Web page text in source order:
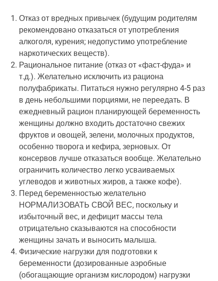
Отказ от вредных привычек (будущим родителям
рекомендовано отказаться от употребления
алкоголя, курения; недопустимо употребление
наркотических веществ).
Рациональное питание (отказ от «фаст-фуда» и
т.д.). Желательно исключить из рациона
полуфабрикаты. Питаться нужно регулярно 4-5 раз
в день небольшими порциями, не переедать. В
ежедневный рацион планирующей беременность
женщины должно входить достаточно свежих
фруктов и овощей, зелени, молочных продуктов,
особенно творога и кефира, зерновых. От
консервов лучше отказаться вообще. Желательно
ограничить количество легко усваиваемых
углеводов и животных жиров, а также кофе).
Перед беременностью желательно
НОРМАЛИЗОВАТЬ СВОЙ ВЕС, поскольку и
избыточный вес, и дефицит массы тела
отрицательно сказываются на способности
женщины зачать и выносить малыша.
Физические нагрузки для подготовки к
беременности (дозированные аэробные
(обогащающие организм кислородом) нагрузки